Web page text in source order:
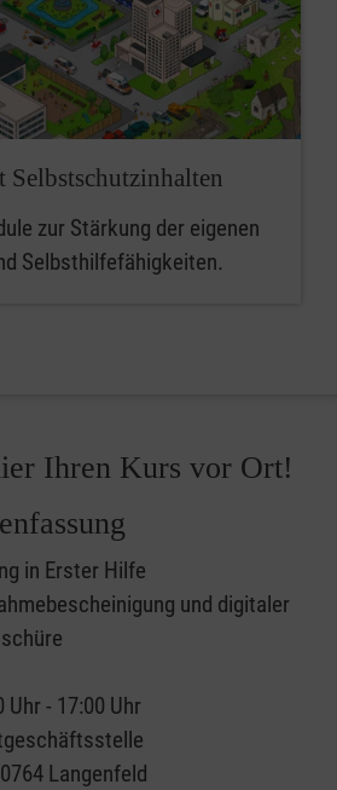
Selbstschutzinhalten
zur Stärkung der eigenen
Selbsthilfefähigkeiten.
Ihren Kurs vor Ort!
in Erster Hilfe
und digitaler
Uhr - 17:00 Uhr
Langenfeld